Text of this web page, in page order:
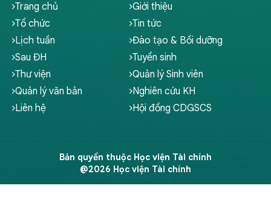
Trang chủ
Giới thiệu
Tổ chức
Tin tức
Lịch tuần
Đào tạo & Bồi dưỡng
Sau ĐH
Tuyển sinh
Thư viện
Quản lý Sinh viên
Quản lý văn bản
Nghiên cứu KH
Liên hệ
Hội đồng CDGSCS
Bản quyền thuộc Học viện Tài chính
@2026 Học viện Tài chính